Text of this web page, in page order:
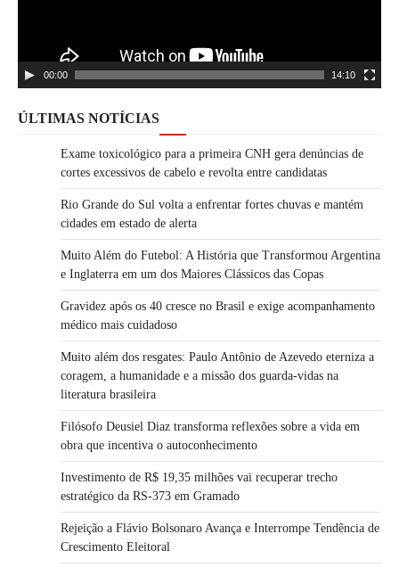
00:00 14:10
ÚLTIMAS NOTÍCIAS
Exame toxicológico para a primeira CNH gera denúncias de
cortes excessivos de cabelo e revolta entre candidatas
Rio Grande do Sul volta a enfrentar fortes chuvas e mantém
cidades em estado de alerta
Muito Além do Futebol: A História que Transformou Argentina
e Inglaterra em um dos Maiores Clássicos das Copas
Gravidez após os 40 cresce no Brasil e exige acompanhamento
médico mais cuidadoso
Muito além dos resgates: Paulo Antônio de Azevedo eterniza a
coragem, a humanidade e a missão dos guarda-vidas na
literatura brasileira
Filósofo Deusiel Diaz transforma reflexões sobre a vida em
obra que incentiva o autoconhecimento
Investimento de R$ 19,35 milhões vai recuperar trecho
estratégico da RS-373 em Gramado
Rejeição a Flávio Bolsonaro Avança e Interrompe Tendência de
Crescimento Eleitoral